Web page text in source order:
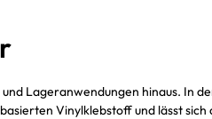
Lageranwendungen hinaus. In
Vinylklebstoff und lässt